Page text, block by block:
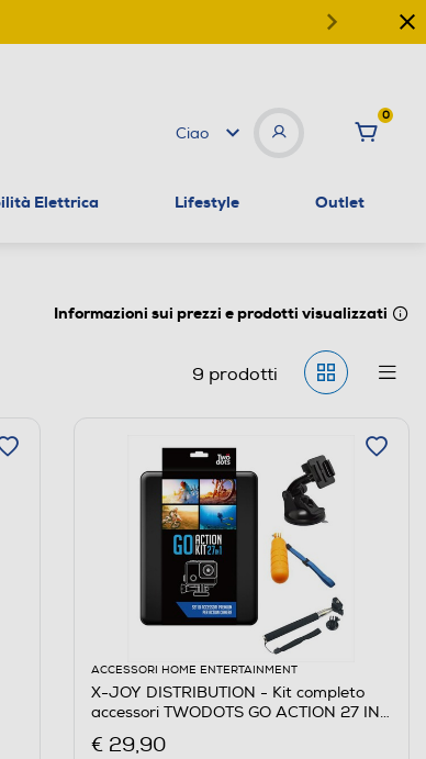
Ciao
0
Elettrica Lifestyle Outlet
Informazioni sui prezzi e prodotti visualizzati
9 prodotti
ACCESSORI HOME ENTERTAINMENT
X-JOY DISTRIBUTION - Kit completo
accessori TWODOTS GO ACTION 27 IN
€ 29,90